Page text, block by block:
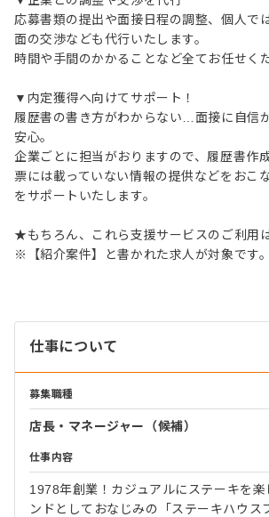
応募書類の提出や面接日程の調整、個人で
面の交渉なども代行いたします。
時間や手間のかかることなど全てお任せく
▼内定獲得へ向けてサポート！
履歴書の書き方がわからない…面接に自信
安心。
企業ごとに担当がおりますので、履歴書作
票には載っていない情報の提供などをおこ
をサポートいたします。
★もちろん、これら支援サービスのご利用
※【紹介案件】と書かれた求人が対象です。
仕事について
募集職種
店長・マネージャー（候補）
仕事内容
1978年創業！カジュアルにステーキを楽
ンドとしておなじみの「ステーキハウス